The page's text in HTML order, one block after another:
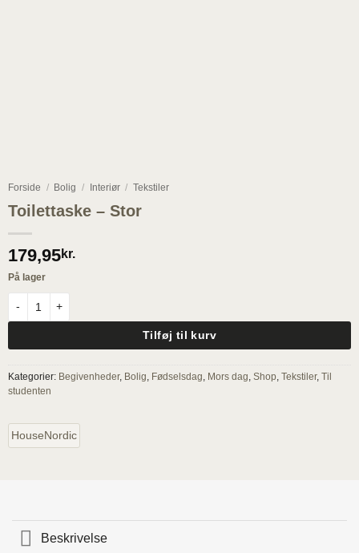
Forside / Bolig / Interiør / Tekstiler
Toilettaske – Stor
179,95kr.
På lager
Tilføj til kurv
Kategorier: Begivenheder, Bolig Fødselsdag Mors dag Shop Tekstiler, Til
studenten
HouseNordic
Beskrivelse